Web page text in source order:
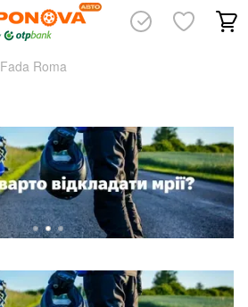
Fada Roma